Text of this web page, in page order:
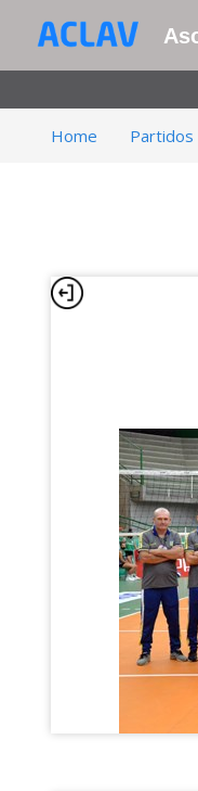
Home Partidos